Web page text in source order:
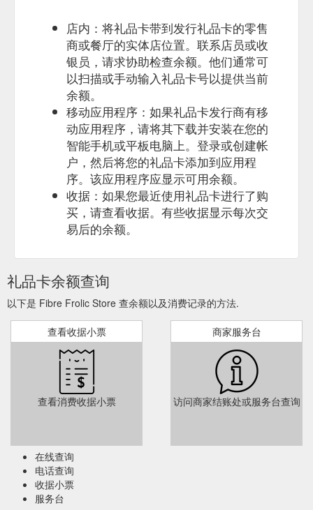
店内：将礼品卡带到发行礼品卡的零售
商或餐厅的实体店位置。联系店员或收
银员，请求协助检查余额。他们通常可
以扫描或手动输入礼品卡号以提供当前
余额。
移动应用程序：如果礼品卡发行商有移
动应用程序，请将其下载并安装在您的
智能手机或平板电脑上。登录或创建帐
户，然后将您的礼品卡添加到应用程
序。该应用程序应显示可用余额。
收据：如果您最近使用礼品卡进行了购
买，请查看收据。有些收据显示每次交
易后的余额。
礼品卡余额查询
以下是 Fibre Frolic Store 查余额以及消费记录的方法.
查看收据小票
查看消费收据小票
商家服务台
访问商家结账处或服务台查询
在线查询
电话查询
收据小票
服务台